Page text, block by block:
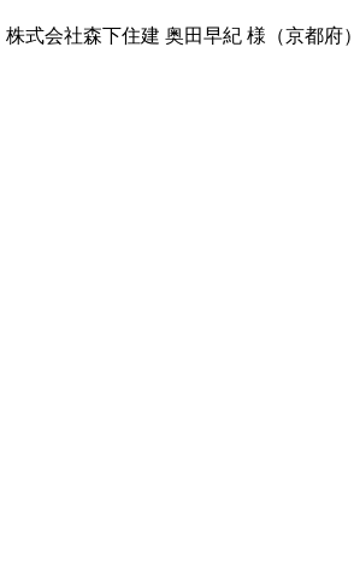
株式会社森下住建 奥田早紀 様（京都府）